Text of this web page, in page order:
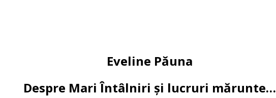
Eveline Păuna
Despre Mari Întâlniri și lucruri mărunte…